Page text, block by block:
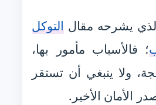
يشرحه مقال التوكل
؛ فالأسباب مأمور بها،
ولا ينبغي أن تستقر
الأمان الأخير.